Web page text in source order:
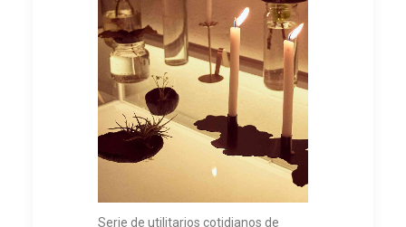
Serie de utilitarios cotidianos de